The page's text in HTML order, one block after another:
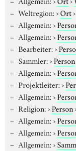
Weltregion:›Ort›
Allgemein:›
Allgemein:›
Bearbeiter:›
Sammler:›Person
Allgemein:›
Projektleiter:›
Allgemein:›
Religion:›Person
Allgemein:›
Allgemein:›
Allgemein:›